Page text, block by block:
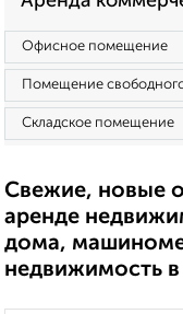
Офисное помещение
Помещение
Складское помещение
Свежие, новые
аренде
дома,
недвижимость